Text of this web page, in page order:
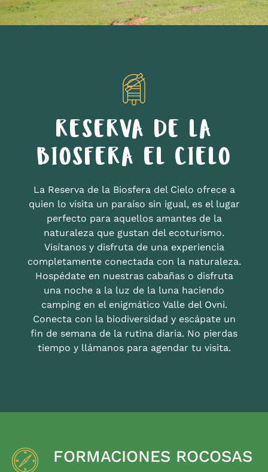
RESERVA DE LA
BIOSFERA EL CIELO
La Reserva de la Biosfera del Cielo ofrece a
quien lo visita un paraíso sin igual, es el lugar
perfecto para aquellos amantes de la
naturaleza que gustan del ecoturismo.
Visítanos y disfruta de una experiencia
completamente conectada con la naturaleza.
Hospédate en nuestras cabañas o disfruta
una noche a la luz de la luna haciendo
camping en el enigmático Valle del Ovni.
Conecta con la biodiversidad y escápate un
fin de semana de la rutina diaria. No pierdas
tiempo y llámanos para agendar tu visita.
FORMACIONES ROCOSAS